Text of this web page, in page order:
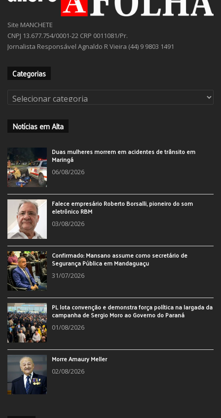
Site MANCHETE
CNPJ 13.677.754/0001-22 CRP 0011081/Pr.
Jornalista Responsável Agnaldo R Vieira (44) 9 9803 1491
Categorias
Categorias
Notícias em Alta
Duas mulheres morrem em acidentes de trânsito em
Maringá
06/08/2026
Falece empresário Roberto Borsalli, pioneiro do som
eletrônico RBM
03/08/2026
Confirmado: Mansano assume como secretário de
Segurança Pública em Mandaguaçu
31/07/2026
PL lota convenção e demonstra força política na largada da
campanha de Sergio Moro ao Governo do Paraná
01/08/2026
Morre Amaury Meller
02/08/2026